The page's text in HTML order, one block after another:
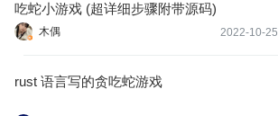
吃蛇小游戏 (超详细步骤附带源码)
木偶 2022-10-25
rust 语言写的贪吃蛇游戏